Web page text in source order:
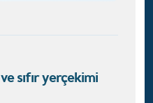
sıfır yerçekimi